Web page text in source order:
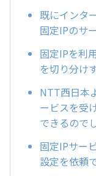
既にインタ
固定IPのサ
固定IPを利
を切り分け
NTT西日本
ービスを受
できるので
固定IPサー
設定を依頼